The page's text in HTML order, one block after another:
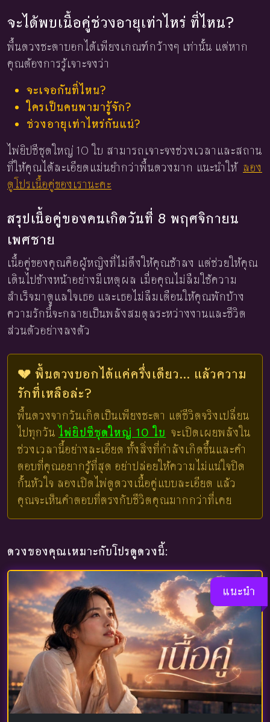
จะได้พบเนื้อคู่ช่วงอายุเท่าไหร่ ที่ไหน?
พื้นดวงชะตาบอกได้เพียงเกณฑ์กว้างๆ เท่านั้น แต่หาก
คุณต้องการรู้เจาะจงว่า
จะเจอกันที่ไหน?
ใครเป็นคนพามารู้จัก?
ช่วงอายุเท่าไหร่กันแน่?
ไพ่ยิปซีชุดใหญ่ 10 ใบ สามารถเจาะจงช่วงเวลาและสถาน
ที่ให้คุณได้ละเอียดแม่นยำกว่าพื้นดวงมาก แนะนำให้ ลอง
ดูโปรเนื้อคู่ของเรานะคะ
สรุปเนื้อคู่ของคนเกิดวันที่ 8 พฤศจิกายน
เพศชาย
เนื้อคู่ของคุณคือผู้หญิงที่ไม่ดึงให้คุณช้าลง แต่ช่วยให้คุณ
เดินไปข้างหน้าอย่างมีเหตุผล เมื่อคุณไม่ลืมใช้ความ
สำเร็จมาดูแลใจเธอ และเธอไม่ลืมเตือนให้คุณพักบ้าง
ความรักนี้จะกลายเป็นพลังสมดุลระหว่างงานและชีวิต
ส่วนตัวอย่างลงตัว
💔 พื้นดวงบอกได้แค่ครึ่งเดียว... แล้วความ
รักที่เหลือล่ะ?
พื้นดวงจากวันเกิดเป็นเพียงชะตา แต่ชีวิตจริงเปลี่ยน
ไปทุกวัน ไพ่ยิปซีชุดใหญ่ 10 ใบ จะเปิดเผยพลังใน
ช่วงเวลานี้อย่างละเอียด ทั้งสิ่งที่กำลังเกิดขึ้นและคำ
ตอบที่คุณอยากรู้ที่สุด อย่าปล่อยให้ความไม่แน่ใจปิด
กั้นหัวใจ ลองเปิดไพ่ดูดวงเนื้อคู่แบบละเอียด แล้ว
คุณจะเห็นคำตอบที่ตรงกับชีวิตคุณมากกว่าที่เคย
ดวงของคุณเหมาะกับโปรดูดวงนี้:
แนะนำ